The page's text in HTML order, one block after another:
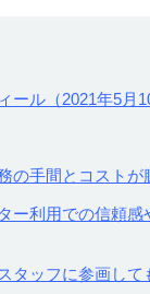
ル（2021年5月
の手間とコスト
ー利用での信頼
タッフに参画し